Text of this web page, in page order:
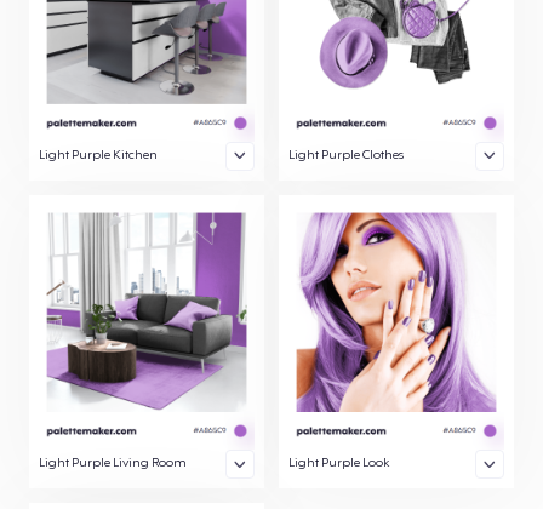
Light Purple Kitchen Light Purple Clothes
Light Purple Living Room Light Purple Look